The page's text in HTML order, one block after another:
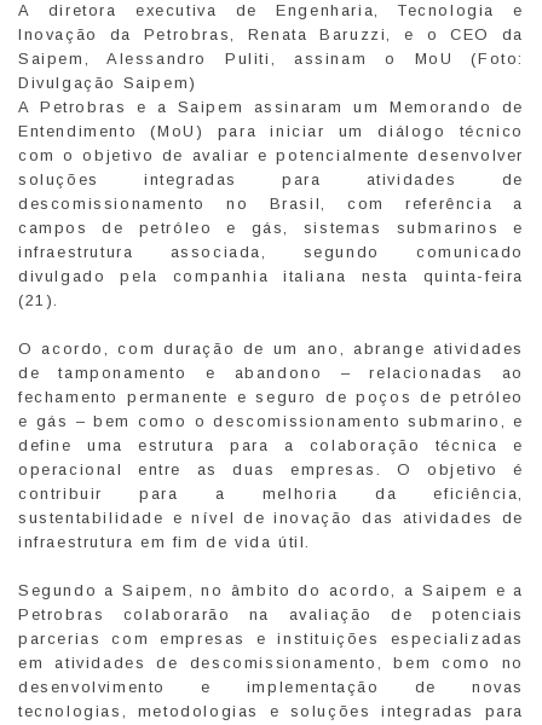
A diretora executiva de Engenharia, Tecnologia e
Inovação da Petrobras, Renata Baruzzi, e o CEO da
Saipem, Alessandro Puliti, assinam o MoU (Foto:
Divulgação Saipem)
A Petrobras e a Saipem assinaram um Memorando de
Entendimento (MoU) para iniciar um diálogo técnico
com o objetivo de avaliar e potencialmente desenvolver
soluções integradas para atividades de
descomissionamento no Brasil, com referência a
campos de petróleo e gás, sistemas submarinos e
infraestrutura associada, segundo comunicado
divulgado pela companhia italiana nesta quinta-feira
(21).
O acordo, com duração de um ano, abrange atividades
de tamponamento e abandono – relacionadas ao
fechamento permanente e seguro de poços de petróleo
e gás – bem como o descomissionamento submarino, e
define uma estrutura para a colaboração técnica e
operacional entre as duas empresas. O objetivo é
contribuir para a melhoria da eficiência,
sustentabilidade e nível de inovação das atividades de
infraestrutura em fim de vida útil.
Segundo a Saipem, no âmbito do acordo, a Saipem e a
Petrobras colaborarão na avaliação de potenciais
parcerias com empresas e instituições especializadas
em atividades de descomissionamento, bem como no
desenvolvimento e implementação de novas
tecnologias, metodologias e soluções integradas para